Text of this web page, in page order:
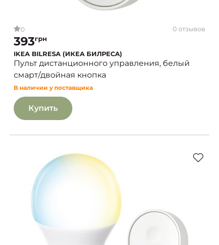
0 0 отзывов
393грн
IKEA BILRESA (ИКЕА БИЛРЕСА)
Пульт дистанционного управления, белый
смарт/двойная кнопка
В наличии у поставщика
Купить